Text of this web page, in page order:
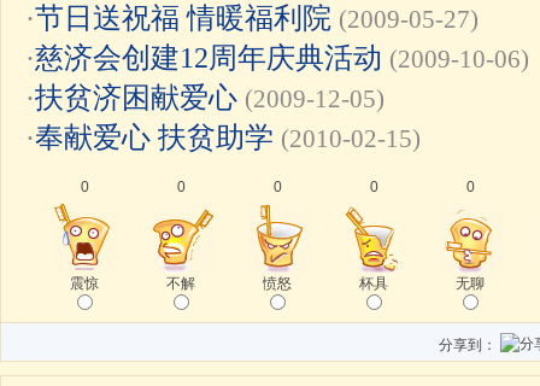
·节日送祝福 情暖福利院 (2009-05-27)
·慈济会创建12周年庆典活动 (2009-10-06)
·扶贫济困献爱心 (2009-12-05)
·奉献爱心 扶贫助学 (2010-02-15)
0
震惊
0
不解
0
愤怒
0
杯具
0
无聊
分享到：